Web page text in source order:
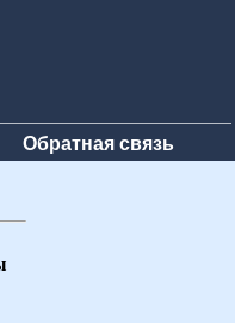
Обратная связь